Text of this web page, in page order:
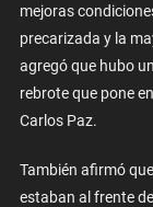
mejoras
precarizada y la
agregó que hubo
rebrote que pone
Carlos Paz.
También afirmó
estaban al frente